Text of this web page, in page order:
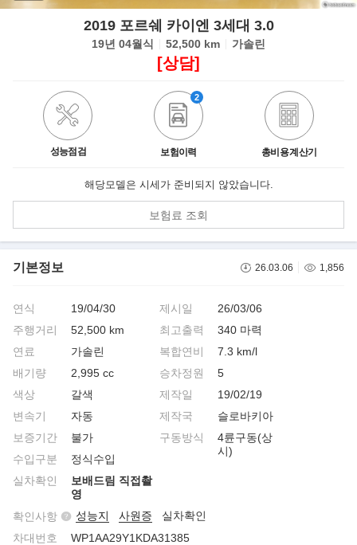
2019 포르쉐 카이엔 3세대 3.0
19년 04월식 52,500 km 가솔린
[상담]
성능점검 보험이력
2
총비용 계산기
해당모델은 시세가 준비되지 않았습니다.
보험료 조회
기본정보 26.03.06 1,856
연식
19/04/30
주행거리
52,500 km
연료
가솔린
배기량
2,995 cc
색상
갈색
변속기
자동
보증기간
불가
수입구분
정식수입
실차확인
보배드림 직접촬
영
제시일
26/03/06
최고출력
340 마력
복합연비
7.3 km/l
승차정원
5
제작일
19/02/19
제작국
슬로바키아
구동방식
4륜구동(상
시)
확인사항 성능지 사원증
실차확인
차대번호
WP1AA29Y1KDA31385